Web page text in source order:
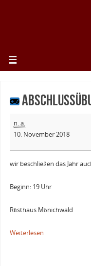
n. a.
10. November 2018
wir beschließen das Jahr
Beginn: 19 Uhr
Rüsthaus Mönichwald
Weiterlesen